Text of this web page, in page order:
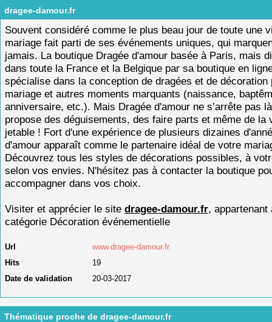
dragee-damour.fr
Souvent considéré comme le plus beau jour de toute une
mariage fait parti de ses événements uniques, qui
jamais. La boutique Dragée d'amour basée à Paris, mais
dans toute la France et la Belgique par sa boutique en
spécialise dans la conception de dragées et de décoration
mariage et autres moments marquants (naissance,
anniversaire, etc.). Mais Dragée d'amour ne s’arrête pas
propose des déguisements, des faire parts et même de la
jetable ! Fort d'une expérience de plusieurs dizaines
d'amour apparaît comme le partenaire idéal de votre
Découvrez tous les styles de décorations possibles, à
selon vos envies. N'hésitez pas à contacter la boutique
accompagner dans vos choix.
Visiter et apprécier le site dragee-damour.fr, appartenant
catégorie Décoration événementielle
Url
www.dragee-damour.fr
Hits
19
Date de validation
20-03-2017
Thématique proche de dragee-damour.fr